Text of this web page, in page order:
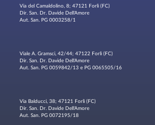
Via del Camaldolino, 8; 47121 Forlì (FC)
Dir. San. Dr. Davide Dell'Amore
Aut. San. PG 0003258/1
Viale A. Gramsci, 42/44; 47122 Forlì (FC)
Dir. San. Dr. Davide Dell'Amore
Aut. San. PG 0059842/13 e PG 0065505/16
Via Balducci, 38; 47121 Forlì (FC)
Dir. San. Dr. Davide Dell'Amore
Aut. San. PG 0072195/18